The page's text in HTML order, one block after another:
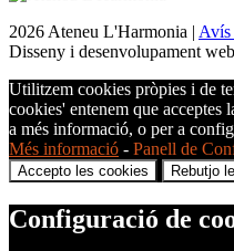
2026 Ateneu L'Harmonia | Avís
Disseny i desenvolupament web
Utilitzem cookies pròpies i de
cookies' entenem que acceptes
a més informació, o per a
Més informació - Panell de
Accepto les cookies Rebutjo
Configuració de